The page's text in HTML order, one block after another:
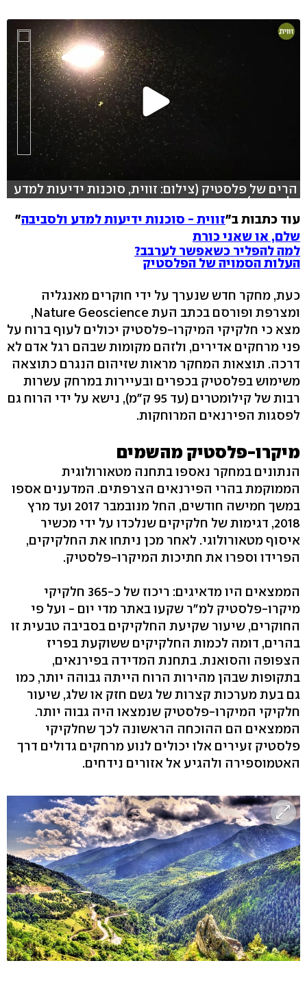
הרים של פלסטיק (צילום: זווית, סוכנות ידיעות למדע
ולסביבה)
עוד כתבות ב"זווית - סוכנות ידיעות למדע ולסביבה"
שלם, או שאני כורת
למה להפליר כשאפשר לערבב?
העלות הסמויה של הפלסטיק
כעת, מחקר חדש שנערך על ידי חוקרים מאנגליה
ומצרפת ופורסם בכתב העת Nature Geoscience,
מצא כי חלקיקי המיקרו-פלסטיק יכולים לעוף ברוח על
פני מרחקים אדירים, ולזהם מקומות שבהם רגל אדם לא
דרכה. תוצאות המחקר מראות שזיהום הנגרם כתוצאה
משימוש בפלסטיק בכפרים ובעיירות במרחק עשרות
רבות של קילומטרים (עד 95 ק"מ), נישא על ידי הרוח גם
לפסגות הפירנאים המרוחקות.
מיקרו-פלסטיק מהשמים
הנתונים במחקר נאספו בתחנה מטאורולוגית
הממוקמת בהרי הפירנאים הצרפתים. המדענים אספו
במשך חמישה חודשים, החל מנובמבר 2017 ועד מרץ
2018, דגימות של חלקיקים שנלכדו על ידי מכשיר
איסוף מטאורולוגי. לאחר מכן ניתחו את החלקיקים,
הפרידו וספרו את חתיכות המיקרו-פלסטיק.
הממצאים היו מדאיגים: ריכוז של כ-365 חלקיקי
מיקרו-פלסטיק למ"ר שקעו באתר מדי יום - ועל פי
החוקרים, שיעור שקיעת החלקיקים בסביבה טבעית זו
בהרים, דומה לכמות החלקיקים ששוקעת בפריז
הצפופה והסואנת. בתחנת המדידה בפירנאים,
בתקופות שבהן מהירות הרוח הייתה גבוהה יותר, כמו
גם בעת מערכות קצרות של גשם חזק או שלג, שיעור
חלקיקי המיקרו-פלסטיק שנמצאו היה גבוה יותר.
הממצאים הם ההוכחה הראשונה לכך שחלקיקי
פלסטיק זעירים אלו יכולים לנוע מרחקים גדולים דרך
האטמוספירה ולהגיע אל אזורים נידחים.